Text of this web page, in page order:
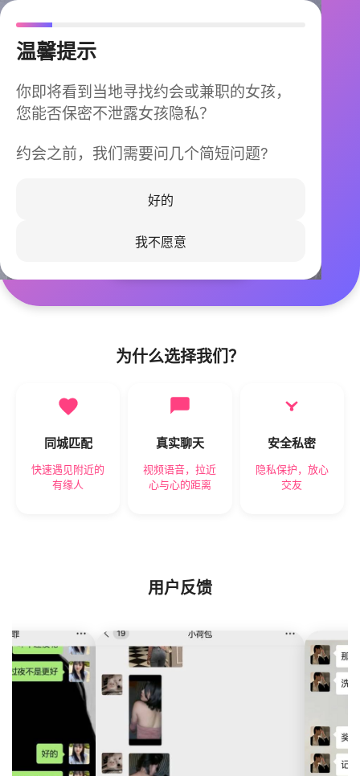
温馨提示
你即将看到当地寻找约会或兼职的女孩，
您能否保密不泄露女孩隐私？
约会之前，我们需要问几个简短问题?
好的
我不愿意
今晚不再孤单
同城快速匹配，马上认识身边的TA
立即下载
为什么选择我们？
同城匹配
快速遇见附近的
有缘人
真实聊天
视频语音，拉近
心与心的距离
安全私密
隐私保护，放心
交友
用户反馈